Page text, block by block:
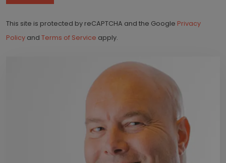
This site is protected by reCAPTCHA and the Google Privacy
Policy and Terms of Service apply.